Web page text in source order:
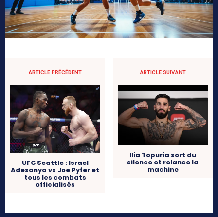
ARTICLE PRÉCÉDENT
UFC Seattle : Israel
Adesanya vs Joe Pyfer et
tous les combats
officialisés
ARTICLE SUIVANT
Ilia Topuria sort du
silence et relance la
machine